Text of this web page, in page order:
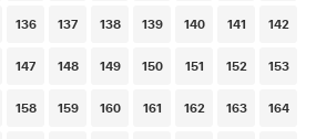
136 137 138 139 140 141 142
147 148 149 150 151 152 153
158 159 160 161 162 163 164